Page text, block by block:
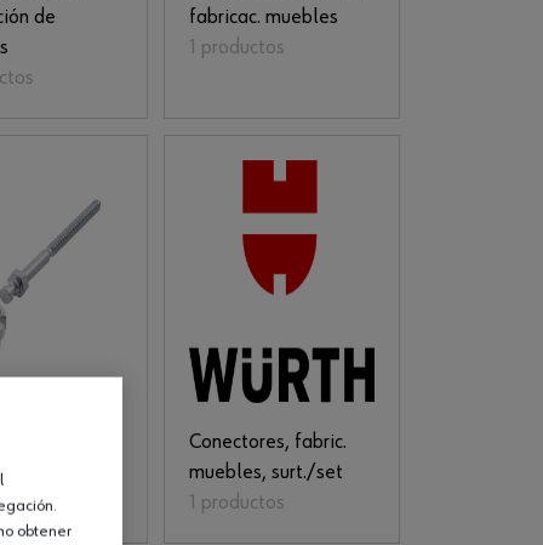
de
fabricac. muebles
1 productos
Conectores, fabric.
muebles, surt./set
1 productos
obtener